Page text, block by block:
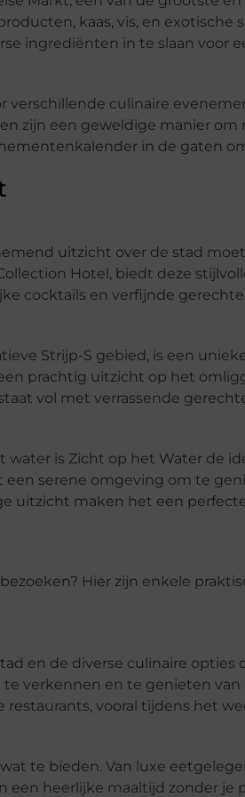
kaas, vis, en
ingrediënten in te slaan voor
verschillende culinaire
zijn een geweldige manier
in de gaten
uitzicht over de stad moet
Hotel, biedt deze
cocktails en verfijnde
Strijp-S gebied, is een
prachtig uitzicht op het
vol met verrassende
water is Zicht op het Water de
serene omgeving om te
uitzicht maken het een
Hier zijn enkele
en de diverse culinaire opties
verkennen en te genieten
vooral tijdens het
te bieden. Van luxe
een heerlijke maaltijd zonder je